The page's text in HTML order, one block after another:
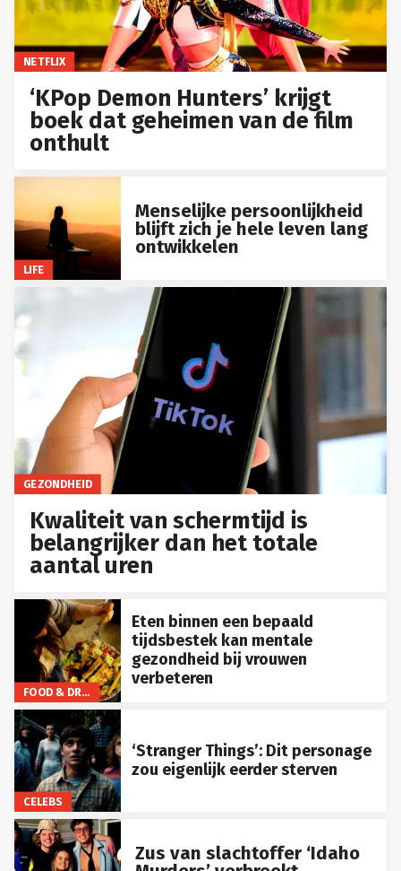
NETFLIX
‘KPop Demon Hunters’ krijgt
boek dat geheimen van de film
onthult
LIFE
Menselijke persoonlijkheid
blijft zich je hele leven lang
ontwikkelen
GEZONDHEID
Kwaliteit van schermtijd is
belangrijker dan het totale
aantal uren
FOOD & DRINKS
Eten binnen een bepaald
tijdsbestek kan mentale
gezondheid bij vrouwen
verbeteren
CELEBS
‘Stranger Things’: Dit personage
zou eigenlijk eerder sterven
Zus van slachtoffer ‘Idaho